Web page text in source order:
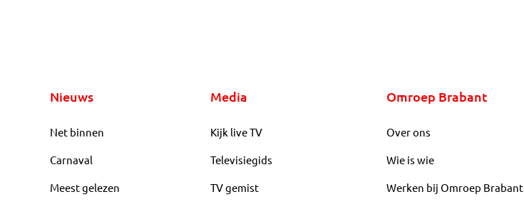
Nieuws
Net binnen
Carnaval
Meest gelezen
Media
Kijk live TV
Televisiegids
TV gemist
Omroep Brabant
Over ons
Wie is wie
Werken bij Omroep Brabant